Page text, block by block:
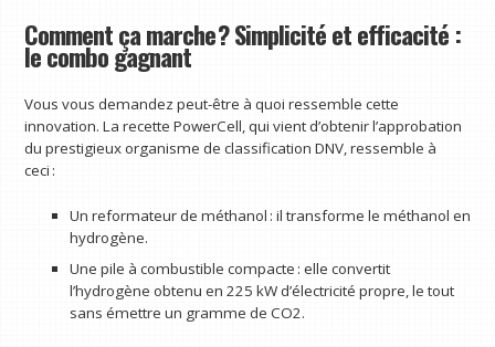
Comment ça marche ? Simplicité et efficacité :
le combo gagnant
Vous vous demandez peut-être à quoi ressemble cette
innovation. La recette PowerCell, qui vient d’obtenir l’approbation
du prestigieux organisme de classification DNV, ressemble à
ceci :
Un reformateur de méthanol : il transforme le méthanol en
hydrogène.
Une pile à combustible compacte : elle convertit
l’hydrogène obtenu en 225 kW d’électricité propre, le tout
sans émettre un gramme de CO2.